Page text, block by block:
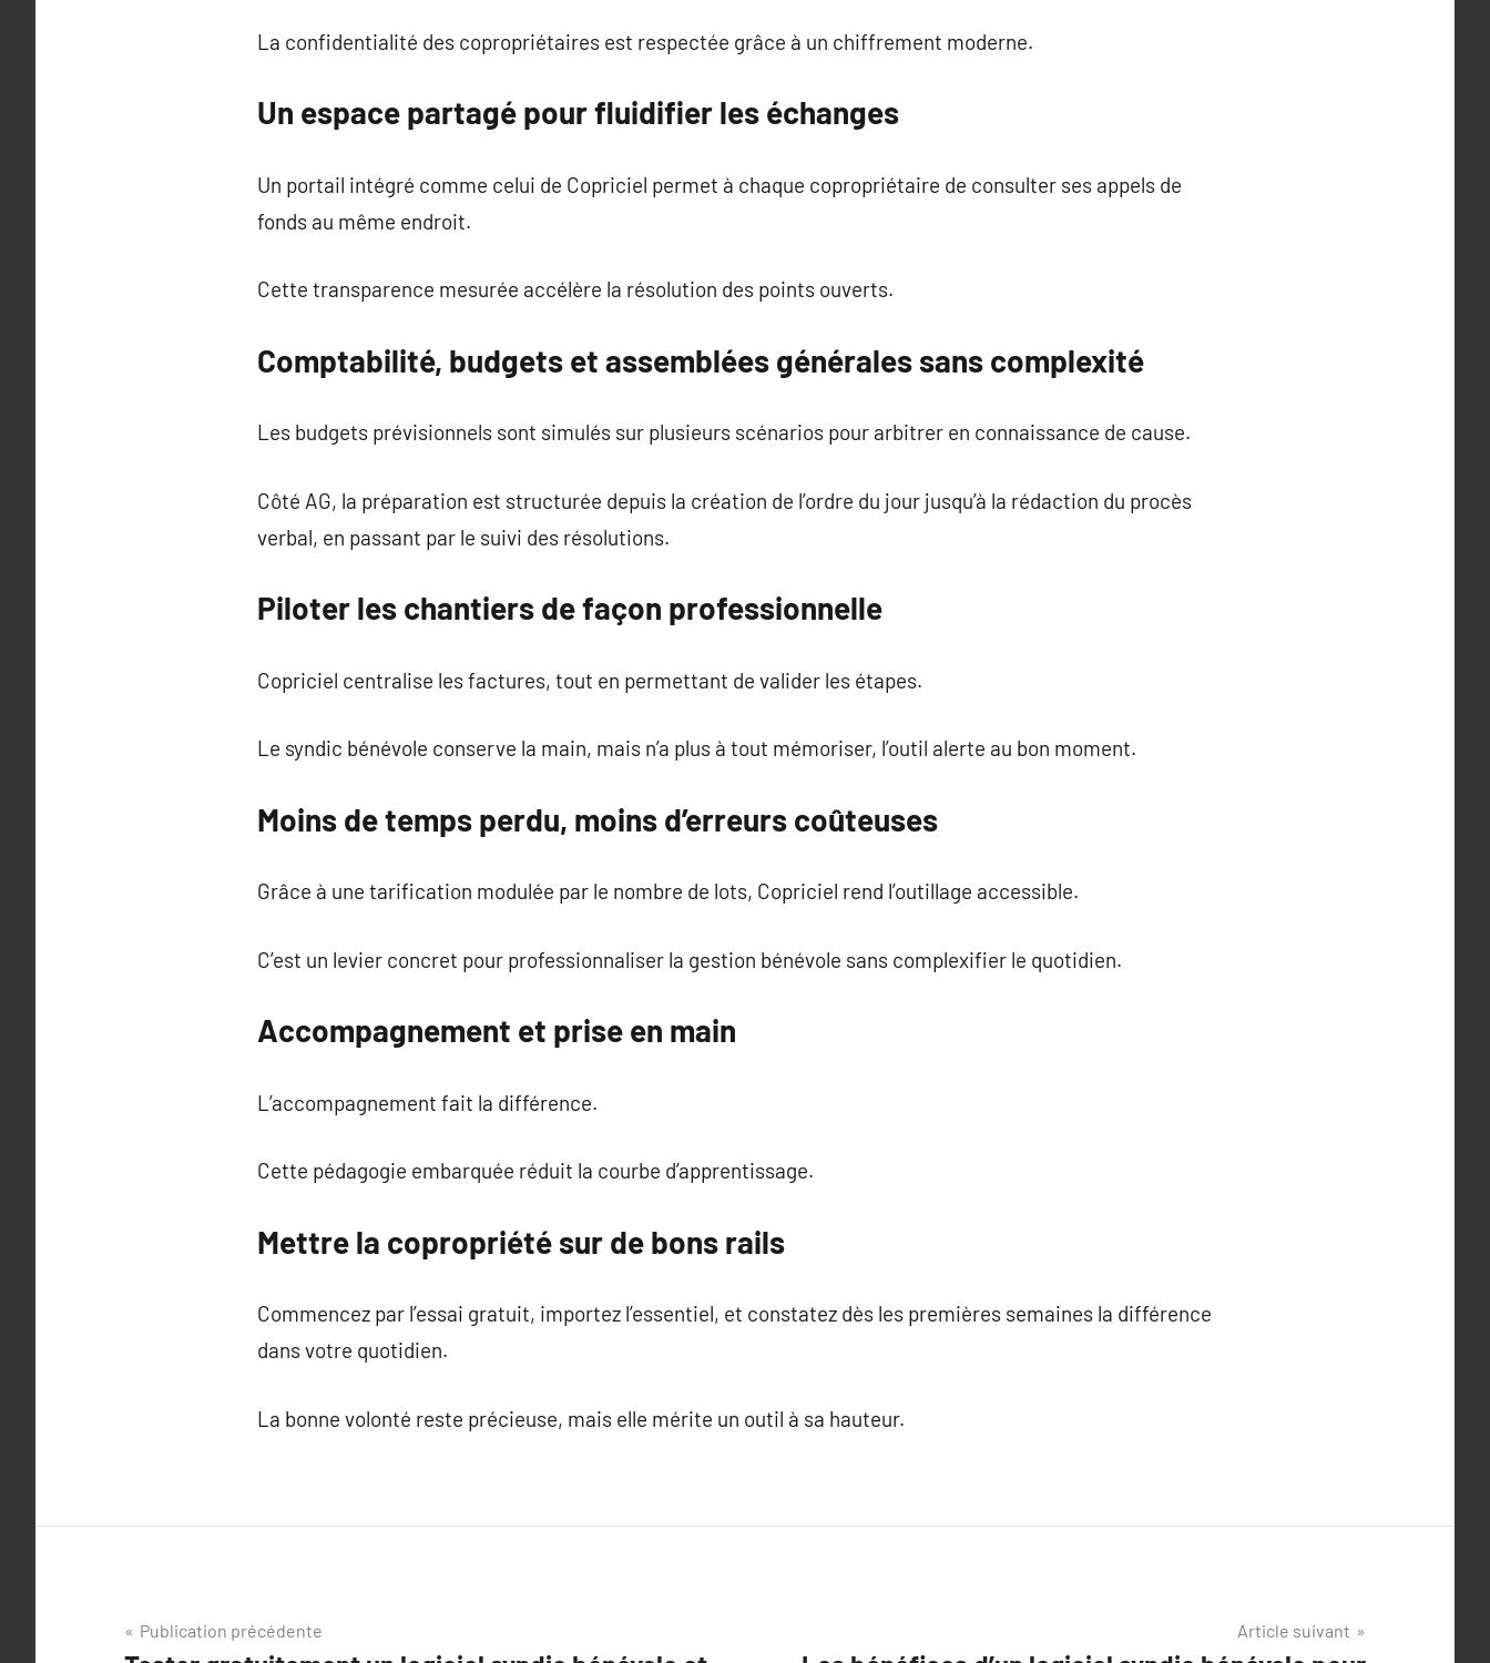
La confidentialité des copropriétaires est respectée grâce à un chiffrement moderne.
Un espace partagé pour fluidifier les échanges
Un portail intégré comme celui de Copriciel permet à chaque copropriétaire de consulter ses appels de
fonds au même endroit.
Cette transparence mesurée accélère la résolution des points ouverts.
Comptabilité, budgets et assemblées générales sans complexité
Les budgets prévisionnels sont simulés sur plusieurs scénarios pour arbitrer en connaissance de cause.
Côté AG, la préparation est structurée depuis la création de l’ordre du jour jusqu’à la rédaction du procès
verbal, en passant par le suivi des résolutions.
Piloter les chantiers de façon professionnelle
Copriciel centralise les factures, tout en permettant de valider les étapes.
Le syndic bénévole conserve la main, mais n’a plus à tout mémoriser, l’outil alerte au bon moment.
Moins de temps perdu, moins d’erreurs coûteuses
Grâce à une tarification modulée par le nombre de lots, Copriciel rend l’outillage accessible.
C’est un levier concret pour professionnaliser la gestion bénévole sans complexifier le quotidien.
Accompagnement et prise en main
L’accompagnement fait la différence.
Cette pédagogie embarquée réduit la courbe d’apprentissage.
Mettre la copropriété sur de bons rails
Commencez par l’essai gratuit, importez l’essentiel, et constatez dès les premières semaines la différence
dans votre quotidien.
La bonne volonté reste précieuse, mais elle mérite un outil à sa hauteur.
Navigation
Publication précédente Article suivant